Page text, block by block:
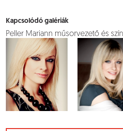
Kapcsolódó galériák
Peller Mariann műsorvezető és